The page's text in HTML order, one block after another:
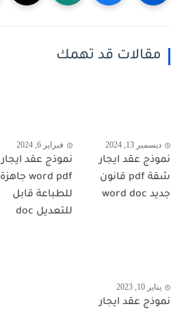
مقالات قد تهمك
ديسمبر 13, 2024
نموذج عقد ايجار
شقة pdf قانون
جديد word doc
فبراير 6, 2024
نموذج عقد ايجار
word pdf جاهزة
للطباعة قابل
للتعديل doc
يناير 10, 2023
نموذج عقد ايجار